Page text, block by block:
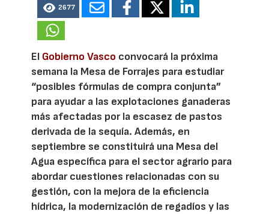
2677
El Gobierno Vasco convocará la próxima
semana la Mesa de Forrajes para estudiar
“posibles fórmulas de compra conjunta”
para ayudar a las explotaciones ganaderas
más afectadas por la escasez de pastos
derivada de la sequía. Además, en
septiembre se constituirá una Mesa del
Agua específica para el sector agrario para
abordar cuestiones relacionadas con su
gestión, con la mejora de la eficiencia
hídrica, la modernización de regadíos y las